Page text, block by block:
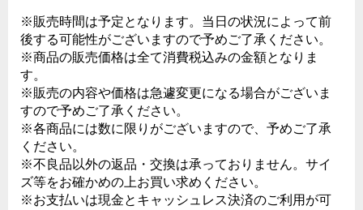
※販売時間は予定となります。当日の状況によって前
後する可能性がございますので予めご了承ください。
※商品の販売価格は全て消費税込みの金額となりま
す。
※販売の内容や価格は急遽変更になる場合がございま
すので予めご了承ください。
※各商品には数に限りがございますので、予めご了承
ください。
※不良品以外の返品・交換は承っておりません。サイ
ズ等をお確かめの上お買い求めください。
※お支払いは現金とキャッシュレス決済のご利用が可